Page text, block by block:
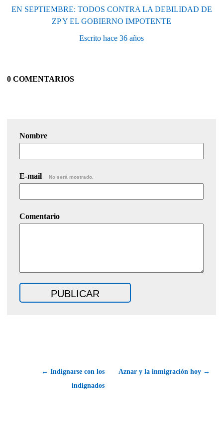
EN SEPTIEMBRE: TODOS CONTRA LA DEBILIDAD DE
ZP Y EL GOBIERNO IMPOTENTE
Escrito hace 36 años
0 COMENTARIOS
Nombre
E-mail No será mostrado.
Comentario
← Indignarse con los
indignados
Aznar y la inmigración hoy →